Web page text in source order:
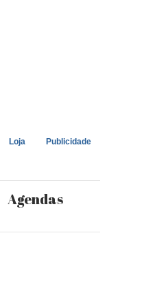
Loja Publicidade
Agendas